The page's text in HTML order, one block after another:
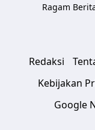
Ragam
Redaksi
Kebijakan
Google